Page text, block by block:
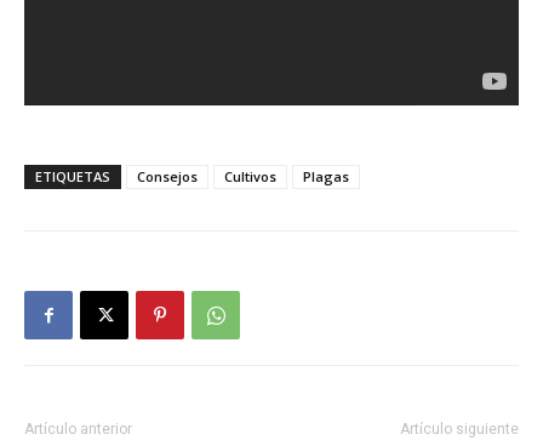
ETIQUETAS Consejos Cultivos Plagas
Artículo anterior Artículo siguiente